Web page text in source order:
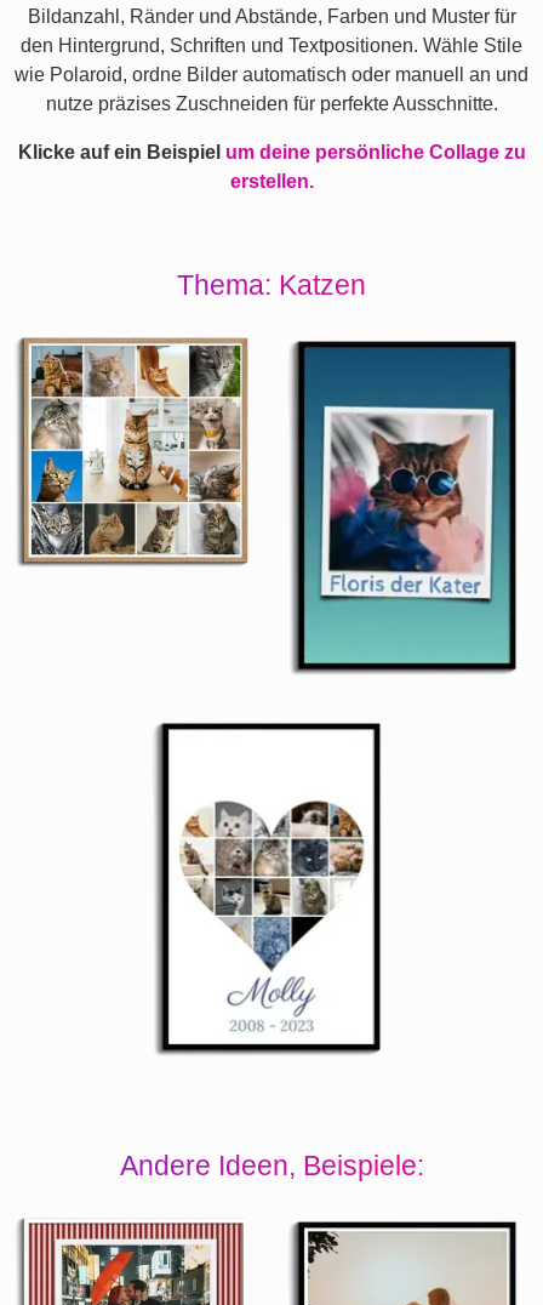
Bildanzahl, Ränder und Abstände, Farben und Muster für
den Hintergrund, Schriften und Textpositionen. Wähle Stile
wie Polaroid, ordne Bilder automatisch oder manuell an und
nutze präzises Zuschneiden für perfekte Ausschnitte.
Klicke auf ein Beispiel um deine persönliche Collage zu
erstellen.
Thema: Katzen
Andere Ideen, Beispiele: